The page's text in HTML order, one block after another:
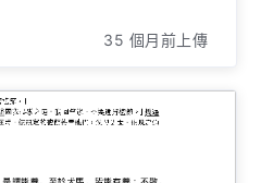
35 個月前上傳